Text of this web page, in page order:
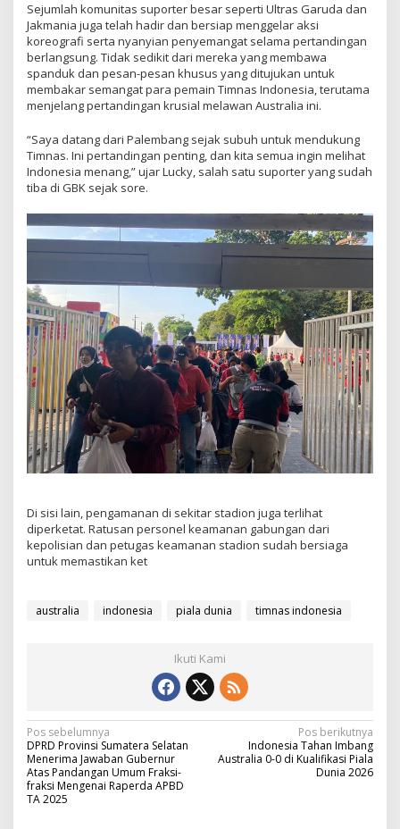
Sejumlah komunitas suporter besar seperti Ultras Garuda dan
Jakmania juga telah hadir dan bersiap menggelar aksi
koreografi serta nyanyian penyemangat selama pertandingan
berlangsung. Tidak sedikit dari mereka yang membawa
spanduk dan pesan-pesan khusus yang ditujukan untuk
membakar semangat para pemain Timnas Indonesia, terutama
menjelang pertandingan krusial melawan Australia ini.
“Saya datang dari Palembang sejak subuh untuk mendukung
Timnas. Ini pertandingan penting, dan kita semua ingin melihat
Indonesia menang,” ujar Lucky, salah satu suporter yang sudah
tiba di GBK sejak sore.
Di sisi lain, pengamanan di sekitar stadion juga terlihat
diperketat. Ratusan personel keamanan gabungan dari
kepolisian dan petugas keamanan stadion sudah bersiaga
untuk memastikan ket
australia indonesia piala dunia timnas indonesia
Ikuti Kami
N
a
v
i
Pos sebelumnya
DPRD Provinsi Sumatera Selatan
Menerima Jawaban Gubernur
Atas Pandangan Umum Fraksi-
fraksi Mengenai Raperda APBD
TA 2025
Pos berikutnya
Indonesia Tahan Imbang
Australia 0-0 di Kualifikasi Piala
Dunia 2026